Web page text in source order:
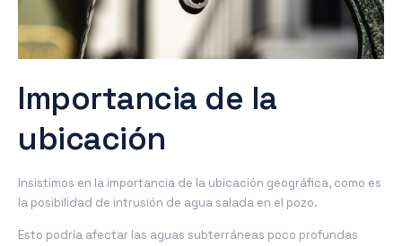
Importancia de la
ubicación
Insistimos en la importancia de la ubicación geográfica, como es
la posibilidad de intrusión de agua salada en el pozo.
Esto podría afectar las aguas subterráneas poco profundas